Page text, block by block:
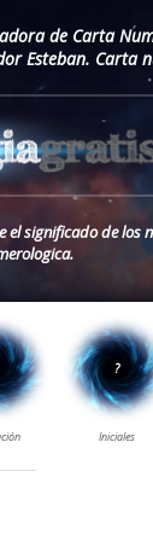
de Carta
Esteban. Carta
significado de los